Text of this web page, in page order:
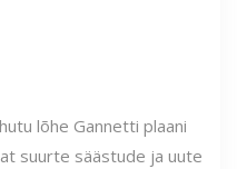
lõhe Gannetti plaani
suurte säästude ja uute